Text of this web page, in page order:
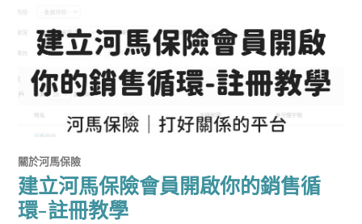
關於河馬保險
建立河馬保險會員開啟你的銷售循
環-註冊教學